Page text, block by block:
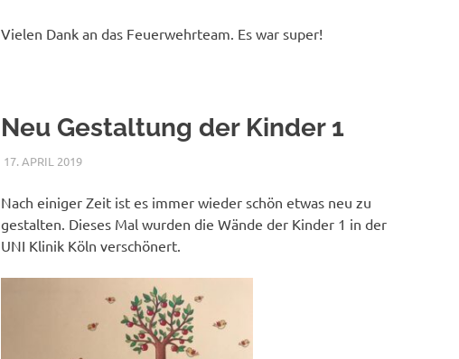
Vielen Dank an das Feuerwehrteam. Es war super!
Neu Gestaltung der Kinder 1
17. APRIL 2019NICOLE.BETH
ALLGEMEIN
Nach einiger Zeit ist es immer wieder schön etwas neu zu
gestalten. Dieses Mal wurden die Wände der Kinder 1 in der
UNI Klinik Köln verschönert.